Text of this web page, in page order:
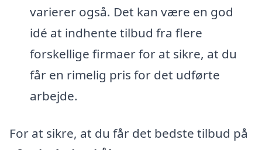
varierer også. Det kan være en god
idé at indhente tilbud fra flere
forskellige firmaer for at sikre, at du
får en rimelig pris for det udførte
arbejde.
For at sikre, at du får det bedste tilbud på